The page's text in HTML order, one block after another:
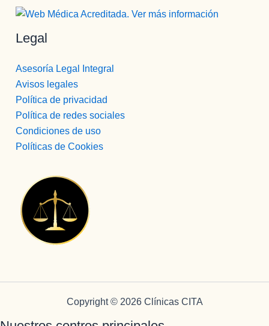
Legal
Asesoría Legal Integral
Avisos legales
Política de privacidad
Política de redes sociales
Condiciones de uso
Políticas de Cookies
Copyright © 2026 Clínicas CITA